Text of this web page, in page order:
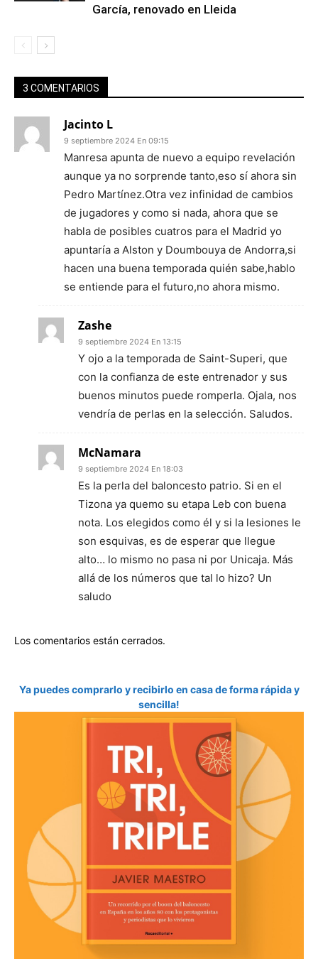
García, renovado en Lleida
3 COMENTARIOS
Jacinto L
9 septiembre 2024 En 09:15
Manresa apunta de nuevo a equipo revelación
aunque ya no sorprende tanto,eso sí ahora sin
Pedro Martínez.Otra vez infinidad de cambios
de jugadores y como si nada, ahora que se
habla de posibles cuatros para el Madrid yo
apuntaría a Alston y Doumbouya de Andorra,si
hacen una buena temporada quién sabe,hablo
se entiende para el futuro,no ahora mismo.
Zashe
9 septiembre 2024 En 13:15
Y ojo a la temporada de Saint-Superi, que
con la confianza de este entrenador y sus
buenos minutos puede romperla. Ojala, nos
vendría de perlas en la selección. Saludos.
McNamara
9 septiembre 2024 En 18:03
Es la perla del baloncesto patrio. Si en el
Tizona ya quemo su etapa Leb con buena
nota. Los elegidos como él y si la lesiones le
son esquivas, es de esperar que llegue
alto… lo mismo no pasa ni por Unicaja. Más
allá de los números que tal lo hizo? Un
saludo
Los comentarios están cerrados.
Ya puedes comprarlo y recibirlo en casa de forma rápida y
sencilla!